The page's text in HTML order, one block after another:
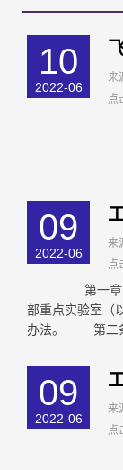
10
2022-06
来
点
09
2022-06
来
点
第一章 总
部重点实验室（
办法。 第二条
09
2022-06
来
点